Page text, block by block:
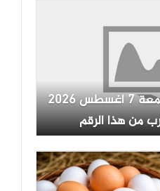
أسعار الذهب اليوم الجمعة 7 أغسطس 2026